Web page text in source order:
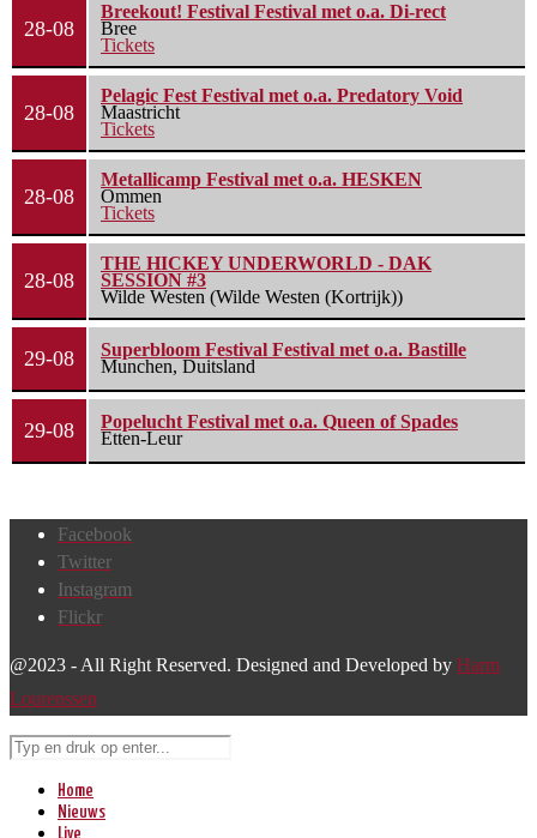
28-08
Breekout! Festival Festival met o.a. Di-rect
Bree
Tickets
28-08
Pelagic Fest Festival met o.a. Predatory Void
Maastricht
Tickets
28-08
Metallicamp Festival met o.a. HESKEN
Ommen
Tickets
28-08
THE HICKEY UNDERWORLD - DAK
SESSION #3
Wilde Westen (Wilde Westen (Kortrijk))
29-08
Superbloom Festival Festival met o.a. Bastille
Munchen, Duitsland
29-08
Popelucht Festival met o.a. Queen of Spades
Etten-Leur
Facebook
Twitter
Instagram
Flickr
@2023 - All Right Reserved. Designed and Developed by Harm
Lourenssen
Home
Nieuws
Live